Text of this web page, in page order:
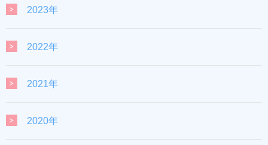
2023年
2022年
2021年
2020年